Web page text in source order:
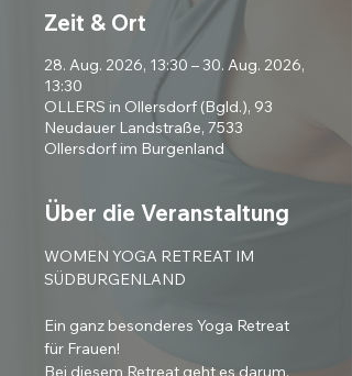
Zeit & Ort
28. Aug. 2026, 13:30 – 30. Aug. 2026,
13:30
OLLERS in Ollersdorf (Bgld.), 93
Neudauer Landstraße, 7533
Ollersdorf im Burgenland
Über die Veranstaltung
WOMEN YOGA RETREAT IM
SÜDBURGENLAND
Ein ganz besonderes Yoga Retreat
für Frauen!
Bei diesem Retreat geht es darum,